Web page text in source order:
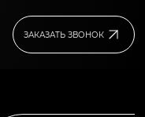
ЗАКАЗАТЬ ЗВОНОК